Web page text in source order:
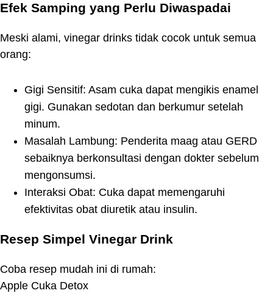
Efek Samping yang Perlu Diwaspadai
Meski alami, vinegar drinks tidak cocok untuk semua
orang:
Gigi Sensitif: Asam cuka dapat mengikis enamel
gigi. Gunakan sedotan dan berkumur setelah
minum.
Masalah Lambung: Penderita maag atau GERD
sebaiknya berkonsultasi dengan dokter sebelum
mengonsumsi.
Interaksi Obat: Cuka dapat memengaruhi
efektivitas obat diuretik atau insulin.
Resep Simpel Vinegar Drink
Coba resep mudah ini di rumah:
Apple Cuka Detox